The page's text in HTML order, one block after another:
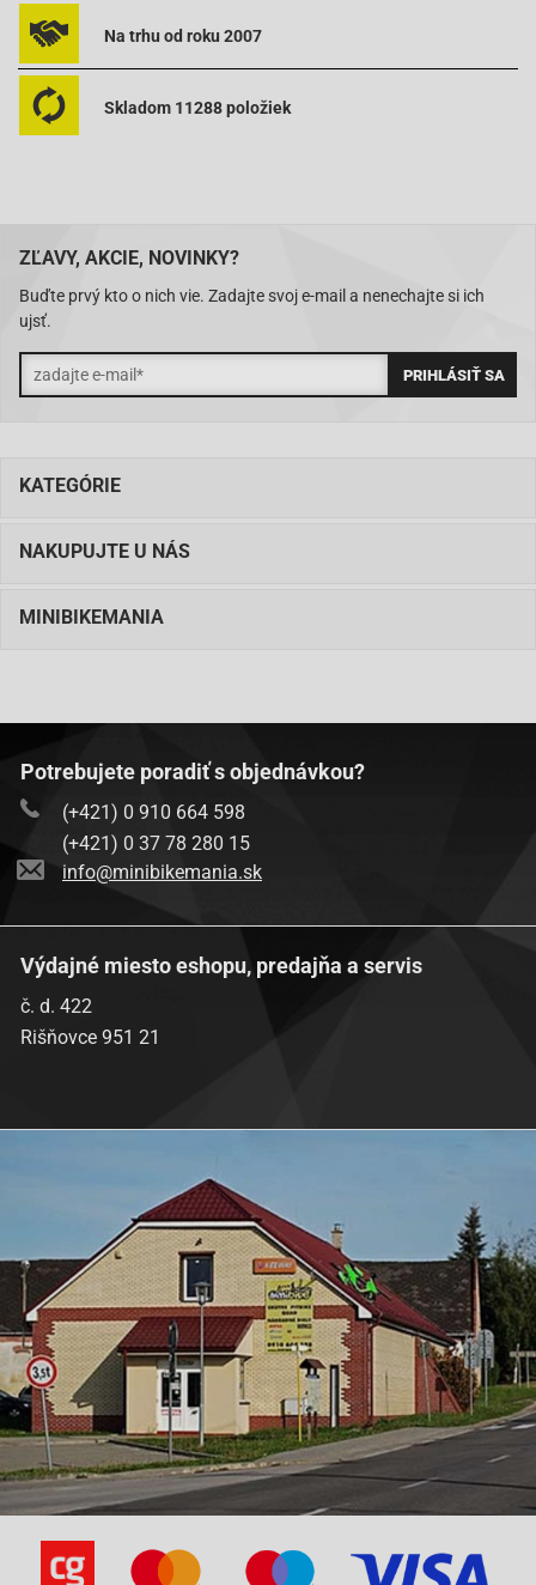
Na trhu od roku 2007
Skladom 11288 položiek
ZĽAVY, AKCIE, NOVINKY?
Buďte prvý kto o nich vie. Zadajte svoj e-mail a nenechajte si ich
ujsť.
KATEGÓRIE
NAKUPUJTE U NÁS
MINIBIKEMANIA
Potrebujete poradiť s objednávkou?
(+421) 0 910 664 598
(+421) 0 37 78 280 15
info@minibikemania.sk
Výdajné miesto eshopu, predajňa a servis
č. d. 422
Rišňovce 951 21